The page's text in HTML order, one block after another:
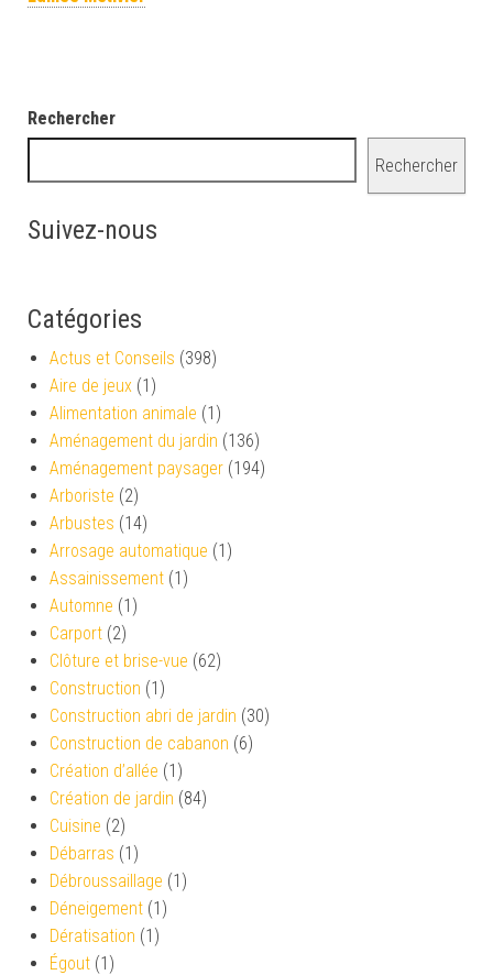
Rechercher
Rechercher
Suivez-nous
Catégories
Actus et Conseils (398)
Aire de jeux (1)
Alimentation animale (1)
Aménagement du jardin (136)
Aménagement paysager (194)
Arboriste (2)
Arbustes (14)
Arrosage automatique (1)
Assainissement (1)
Automne (1)
Carport (2)
Clôture et brise-vue (62)
Construction (1)
Construction abri de jardin (30)
Construction de cabanon (6)
Création d’allée (1)
Création de jardin (84)
Cuisine (2)
Débarras (1)
Débroussaillage (1)
Déneigement (1)
Dératisation (1)
Égout (1)